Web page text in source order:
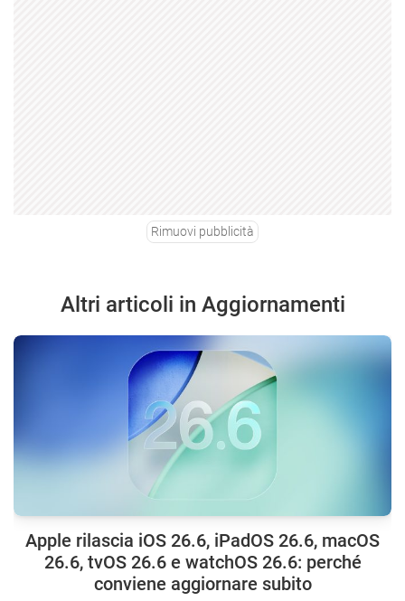
Rimuovi pubblicità
Altri articoli in Aggiornamenti
Apple rilascia iOS 26.6, iPadOS 26.6, macOS
26.6, tvOS 26.6 e watchOS 26.6: perché
conviene aggiornare subito